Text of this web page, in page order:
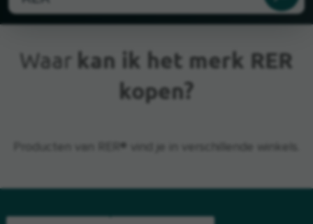
Waar kan ik het merk RER
kopen?
Producten van RER® vind je in verschillende winkels.